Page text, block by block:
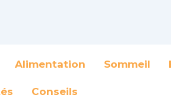
Alimentation Sommeil
Conseils